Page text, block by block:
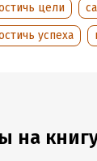
цели
успеха
на